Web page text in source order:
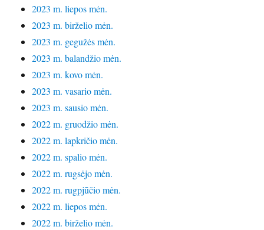
2023 m. liepos mėn.
2023 m. birželio mėn.
2023 m. gegužės mėn.
2023 m. balandžio mėn.
2023 m. kovo mėn.
2023 m. vasario mėn.
2023 m. sausio mėn.
2022 m. gruodžio mėn.
2022 m. lapkričio mėn.
2022 m. spalio mėn.
2022 m. rugsėjo mėn.
2022 m. rugpjūčio mėn.
2022 m. liepos mėn.
2022 m. birželio mėn.